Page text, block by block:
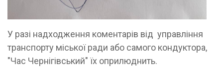
У разі надходження коментарів від управління
транспорту міської ради або самого кондуктора,
"Час Чернігівський" їх оприлюднить.